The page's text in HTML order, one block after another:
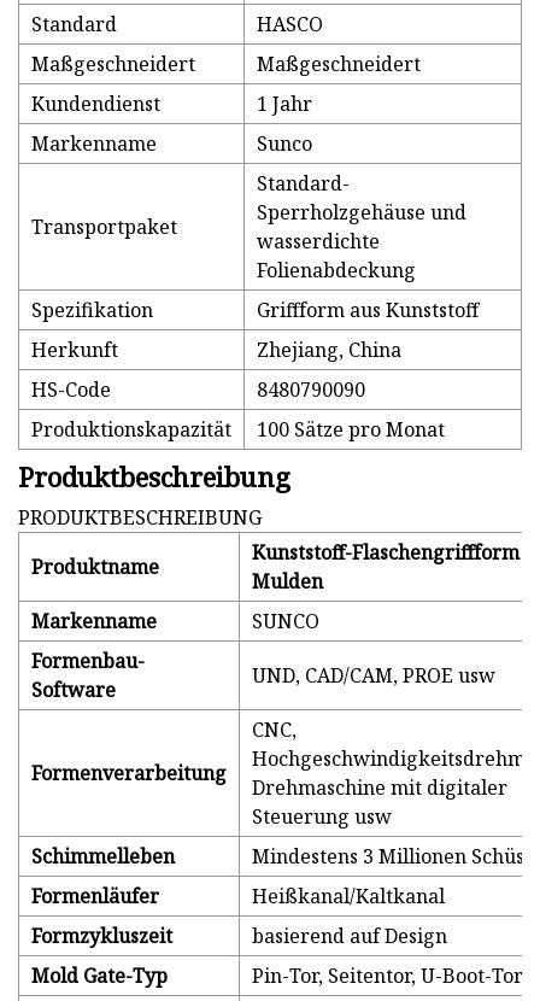
Standard
HASCO
Maßgeschneidert
Maßgeschneidert
Kundendienst
1 Jahr
Markenname
Sunco
Transportpaket
Standard-
Sperrholzgehäuse und
wasserdichte
Folienabdeckung
Spezifikation
Griffform aus Kunststoff
Herkunft
Zhejiang, China
HS-Code
8480790090
Produktionskapazität
100 Sätze pro Monat
Produktbeschreibung
PRODUKTBESCHREIBUNG
Produktname
Kunststoff-Flaschengriffform
Mulden
Markenname
SUNCO
Formenbau-
Software
UND, CAD/CAM, PROE usw
Formenverarbeitung
CNC,
Drehmaschine mit digitaler
Steuerung usw
Schimmelleben
Mindestens 3 Millionen
Formenläufer
Heißkanal/Kaltkanal
Formzykluszeit
basierend auf Design
Mold Gate-Typ
Pin-Tor, Seitentor, U-Boot-Tor